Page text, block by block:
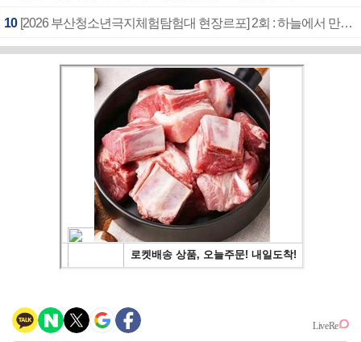
10 [2026 부산청소년극지체험탐험대 현장르포] 2회 : 하늘에서 만난 얼음의 나라